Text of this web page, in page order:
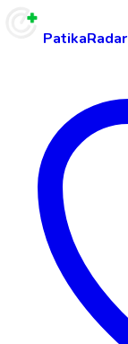
PatikaRadar